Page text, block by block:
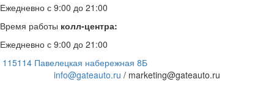
Ежедневно с 9:00 до 21:00
Время работы колл-центра:
Ежедневно с 9:00 до 21:00
115114 Павелецкая набережная 8Б
info@gateauto.ru / marketing@gateauto.ru